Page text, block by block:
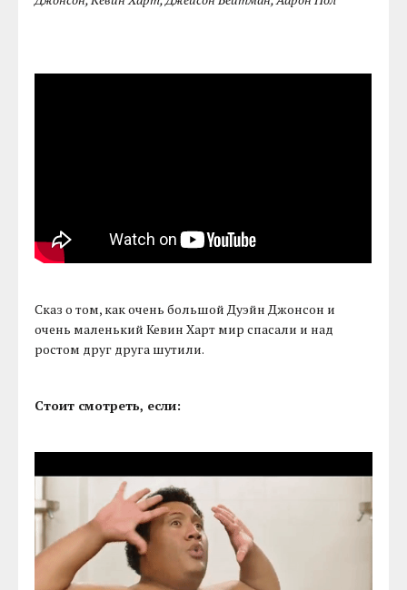
Сказ о том, как очень большой Дуэйн Джонсон и
очень маленький Кевин Харт мир спасали и над
ростом друг друга шутили.
Стоит смотреть, если: